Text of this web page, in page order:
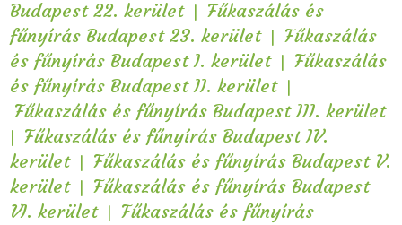
Budapest 22. kerület | Fűkaszálás és
fűnyírás Budapest 23. kerület | Fűkaszálás
és fűnyírás Budapest I. kerület | Fűkaszálás
és fűnyírás Budapest II. kerület |
Fűkaszálás és fűnyírás Budapest III. kerület
| Fűkaszálás és fűnyírás Budapest IV.
kerület | Fűkaszálás és fűnyírás Budapest V.
kerület | Fűkaszálás és fűnyírás Budapest
VI. kerület | Fűkaszálás és fűnyírás